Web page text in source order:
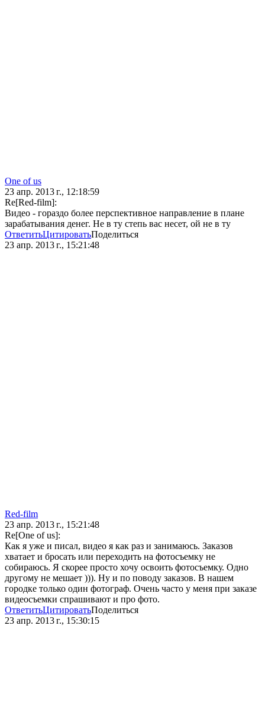
One of us
23 апр. 2013 г., 12:18:59
Re[Red-film]:
Видео - гораздо более перспективное направление в плане
зарабатывания денег. Не в ту степь вас несет, ой не в ту
ОтветитьЦитироватьПоделиться
23 апр. 2013 г., 15:21:48
Red-film
23 апр. 2013 г., 15:21:48
Re[One of us]:
Как я уже и писал, видео я как раз и занимаюсь. Заказов
хватает и бросать или переходить на фотосъемку не
собираюсь. Я скорее просто хочу освоить фотосъемку. Одно
другому не мешает ))). Ну и по поводу заказов. В нашем
городке только один фотограф. Очень часто у меня при заказе
видеосъемки спрашивают и про фото.
ОтветитьЦитироватьПоделиться
23 апр. 2013 г., 15:30:15